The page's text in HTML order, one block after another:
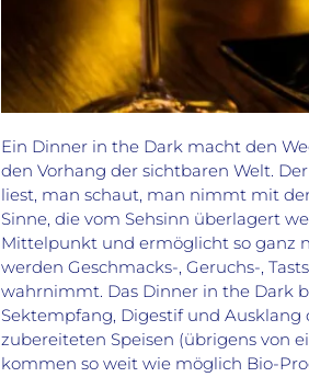
Ein Dinner in the Dark macht den
den Vorhang der sichtbaren Welt.
liest, man schaut, man nimmt mit
Sinne, die vom Sehsinn überlagert
Mittelpunkt und ermöglicht so ganz
werden Geschmacks-, Geruchs-,
wahrnimmt. Das Dinner in the Dark
Sektempfang, Digestif und
zubereiteten Speisen (übrigens von
kommen so weit wie möglich Bio-